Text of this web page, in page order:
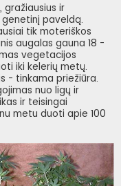
gražiausius ir
paveldą.
tik moteriškos
augalas gauna 18 -
vegetacijos
iki kelerių metų.
- tinkama priežiūra.
nuo ligų ir
ir teisingai
metu duoti apie 100